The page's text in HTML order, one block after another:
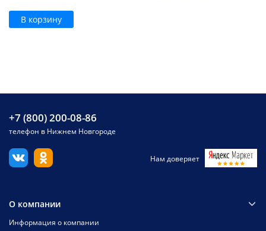
В корзину
+7 (800) 200-08-86
телефон в Нижнем Новгороде
Нам доверяет
О компании
Информация о компании